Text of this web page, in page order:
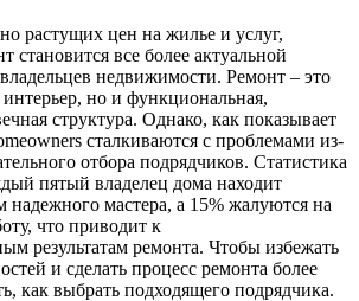
растущих цен на жилье и услуг,
становится все более актуальной
недвижимости. Ремонт – это
но и функциональная,
структура. Однако, как показывает
сталкиваются с проблемами из-
отбора подрядчиков. Статистика
пятый владелец дома находит
надежного мастера, а 15% жалуются на
что приводит к
результатам ремонта. Чтобы избежать
и сделать процесс ремонта более
как выбрать подходящего подрядчика.